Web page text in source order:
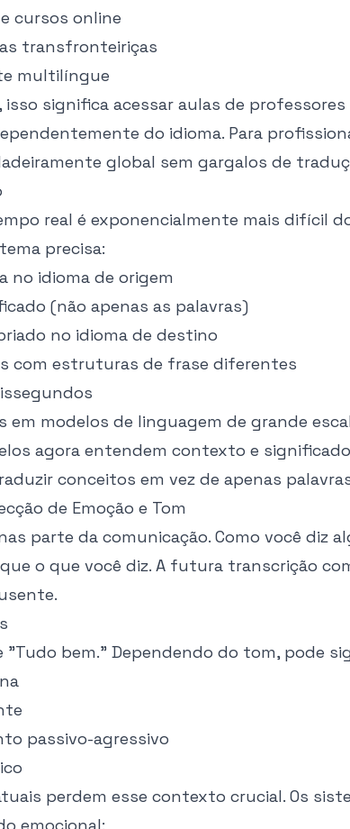
cursos online
transfronteiriças
multilíngue
significa acessar aulas de
do idioma. Para
global sem gargalos de
real é exponencialmente mais difícil
precisa:
no idioma de origem
(não apenas as palavras)
no idioma de destino
com estruturas de frase diferentes
em modelos de linguagem de grande
agora entendem contexto e
conceitos em vez de apenas
de Emoção e Tom
parte da comunicação. Como você diz
o que você diz. A futura transcrição
"Tudo bem." Dependendo do tom, pode
passivo-agressivo
perdem esse contexto crucial. Os